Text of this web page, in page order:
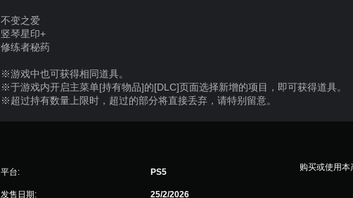
不变之爱
竖琴星印+
修练者秘药
※游戏中也可获得相同道具。
※于游戏内开启主菜单[持有物品]的[DLC]页面选择新增的项目，即可获得道具。
※超过持有数量上限时，超过的部分将直接丢弃，请特别留意。
平台: PS5
发售日期: 25/2/2026
购买或使用本